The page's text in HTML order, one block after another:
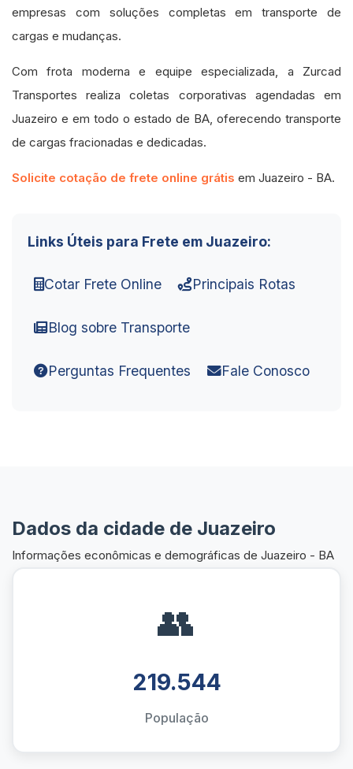
empresas com soluções completas em transporte de
cargas e mudanças.
Com frota moderna e equipe especializada, a Zurcad
Transportes realiza coletas corporativas agendadas em
Juazeiro e em todo o estado de BA, oferecendo transporte
de cargas fracionadas e dedicadas.
Solicite cotação de frete online grátis em Juazeiro - BA.
Links Úteis para Frete em Juazeiro:
Cotar Frete Online Principais Rotas
Blog sobre Transporte
Perguntas Frequentes Fale Conosco
Dados da cidade de Juazeiro
Informações econômicas e demográficas de Juazeiro - BA
👥
219.544
População